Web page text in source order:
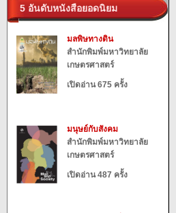
5 อันดับหนังสือยอดนิยม
มลพิษทางดิน
สำนักพิมพ์มหาวิทยาลัย
เกษตรศาสตร์
เปิดอ่าน 675 ครั้ง
มนุษย์กับสังคม
สำนักพิมพ์มหาวิทยาลัย
เกษตรศาสตร์
เปิดอ่าน 487 ครั้ง